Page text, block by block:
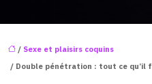
/ Sexe et plaisirs coquins
/ Double pénétration : tout ce qu’il